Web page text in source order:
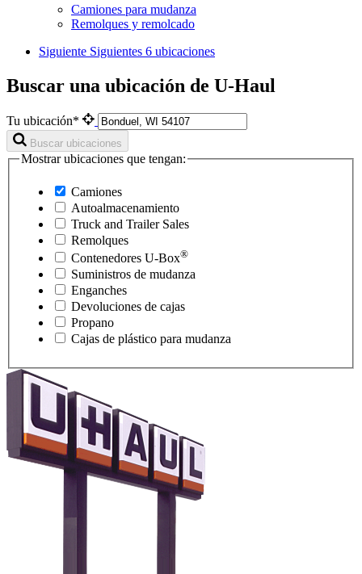
Camiones para mudanza
Remolques y remolcado
Siguiente Siguientes 6 ubicaciones
Buscar una ubicación de U-Haul
Tu ubicación*
Buscar ubicaciones
Mostrar ubicaciones que tengan:
Camiones
Autoalmacenamiento
Truck and Trailer Sales
Remolques
Contenedores U-Box®
Suministros de mudanza
Enganches
Devoluciones de cajas
Propano
Cajas de plástico para mudanza